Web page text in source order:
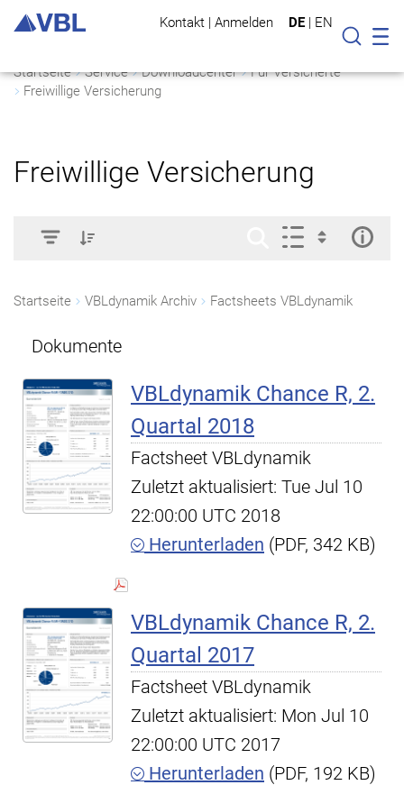
Kontakt | Anmelden DE | EN
Suche
Startseite Service Downloadcenter
Für Versicherte
Freiwillige Versicherung
Freiwillige Versicherung
Startseite VBLdynamik Archiv Factsheets VBLdynamik
Dokumente
VBLdynamik Chance R, 2.
Quartal 2018
Factsheet VBLdynamik
Zuletzt aktualisiert: Tue Jul 10
22:00:00 UTC 2018
Herunterladen (PDF, 342 KB)
VBLdynamik Chance R, 2.
Quartal 2017
Factsheet VBLdynamik
Zuletzt aktualisiert: Mon Jul 10
22:00:00 UTC 2017
Herunterladen (PDF, 192 KB)